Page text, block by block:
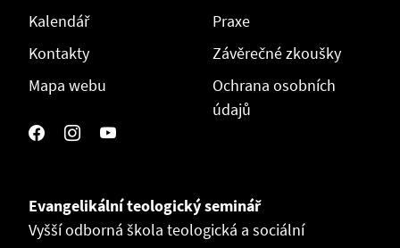
Kalendář
Kontakty
Mapa webu
Praxe
Závěrečné zkoušky
Ochrana osobních
údajů
Evangelikální teologický seminář
Vyšší odborná škola teologická a sociální